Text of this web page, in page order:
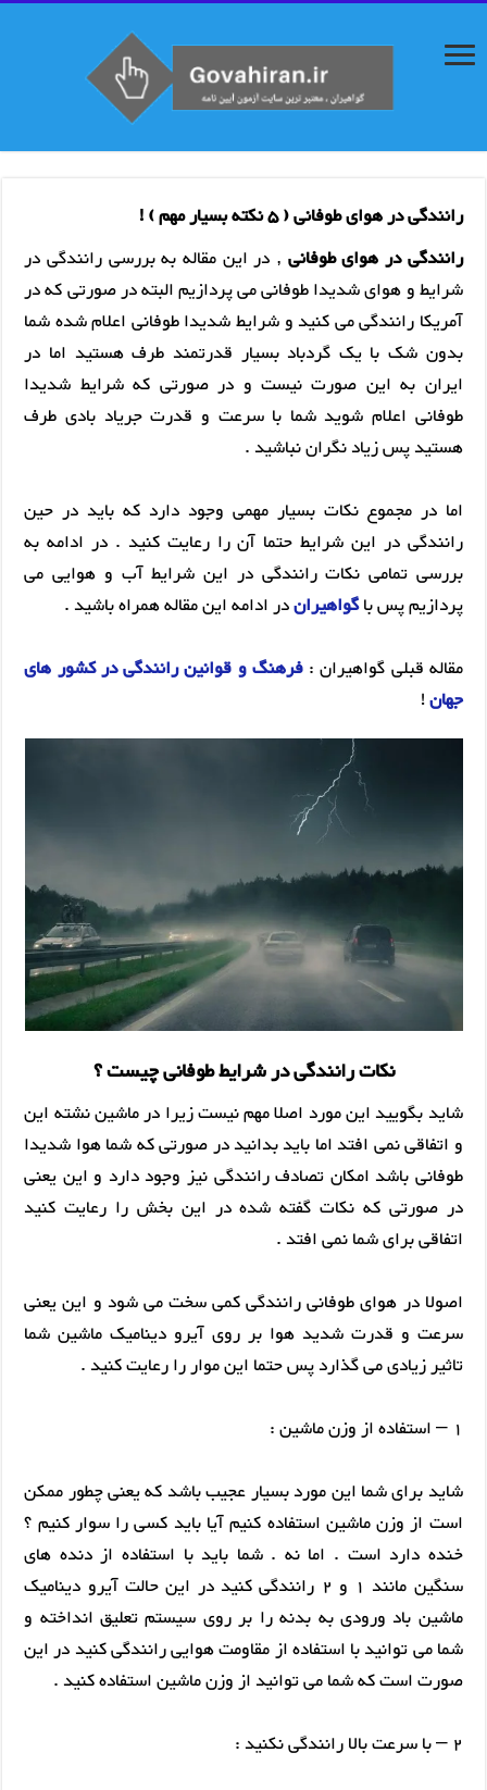
رانندگی در هوای طوفانی ( 5 نکته بسیار مهم ) !
رانندگی در هوای طوفانی , در این مقاله به بررسی رانندگی در
شرایط و هوای شدیدا طوفانی می پردازیم البته در صورتی که در
آمریکا رانندگی می کنید و شرایط شدیدا طوفانی اعلام شده شما
بدون شک با یک گردباد بسیار قدرتمند طرف هستید اما در
ایران به این صورت نیست و در صورتی که شرایط شدیدا
طوفانی اعلام شوید شما با سرعت و قدرت جریاد بادی طرف
هستید پس زیاد نگران نباشید .
اما در مجموع نکات بسیار مهمی وجود دارد که باید در حین
رانندگی در این شرایط حتما آن را رعایت کنید . در ادامه به
بررسی تمامی نکات رانندگی در این شرایط آب و هوایی می
پردازیم پس باگواهیراندر ادامه این مقاله همراه باشید .
مقاله قبلی گواهیران :فرهنگ و قوانین رانندگی در کشور های
جهان!
نکات رانندگی در شرایط طوفانی چیست ؟
شاید بگویید این مورد اصلا مهم نیست زیرا در ماشین نشته این
و اتفاقی نمی افتد اما باید بدانید در صورتی که شما هوا شدیدا
طوفانی باشد امکان تصادف رانندگی نیز وجود دارد و این یعنی
در صورتی که نکات گفته شده در این بخش را رعایت کنید
اتفاقی برای شما نمی افتد .
اصولا در هوای طوفانی رانندگی کمی سخت می شود و این یعنی
سرعت و قدرت شدید هوا بر روی آیرو دینامیک ماشین شما
تاثیر زیادی می گذارد پس حتما این موار را رعایت کنید .
1 – استفاده از وزن ماشین :
شاید برای شما این مورد بسیار عجیب باشد که یعنی چطور ممکن
است از وزن ماشین استفاده کنیم آیا باید کسی را سوار کنیم ؟
خنده دارد است . اما نه . شما باید با استفاده از دنده های
سنگین مانند 1 و 2 رانندگی کنید در این حالت آیرو دینامیک
ماشین باد ورودی به بدنه را بر روی سیستم تعلیق انداخته و
شما می توانید با استفاده از مقاومت هوایی رانندگی کنید در این
صورت است که شما می توانید از وزن ماشین استفاده کنید .
2 – با سرعت بالا رانندگی نکنید :